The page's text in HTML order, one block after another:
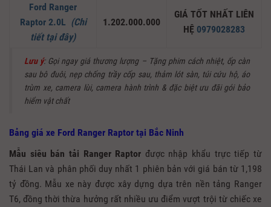
Ford Ranger
Raptor 2.0L (Chi
tiết tại đây)
1.202.000.000
GIÁ TỐT NHẤT LIÊN
HỆ 0979028283
Lưu ý: Gọi ngay giá thương lượng – Tặng phim cách nhiệt, ốp càn
sau bô đuôi, nẹp chống trầy cốp sau, thảm lót sàn, túi cứu hộ, áo
trùm xe, camera lùi, camera hành trình & đặc biệt ưu đãi gói bảo
hiểm vật chất
Bảng giá xe Ford Ranger Raptor tại Bắc Ninh
Mẫu siêu bán tải Ranger Raptor được nhập khẩu trực tiếp từ
Thái Lan và phân phối duy nhất 1 phiên bản với giá bán từ 1,198
tỷ đồng. Mẫu xe này được xây dựng dựa trên nền tảng Ranger
T6, đồng thời thừa hưởng rất nhiều ưu điểm vượt trội từ chiếc xe